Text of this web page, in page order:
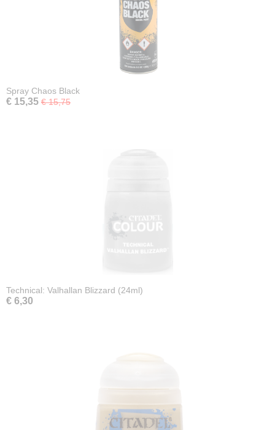
Spray Chaos Black
€ 15,35 € 15,75
Technical: Valhallan Blizzard (24ml)
€ 6,30